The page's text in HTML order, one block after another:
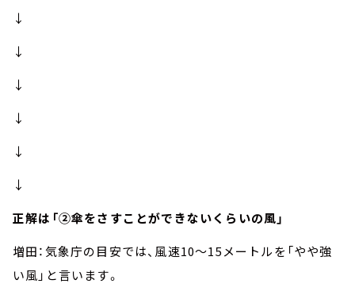
↓
↓
↓
↓
↓
↓
正解は「②傘をさすことができないくらいの風」
増田：気象庁の目安では、風速10～15メートルを「やや強
い風」と言います。